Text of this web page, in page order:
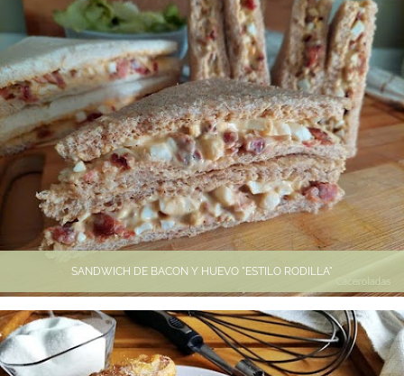
SANDWICH DE BACON Y HUEVO "ESTILO RODILLA"